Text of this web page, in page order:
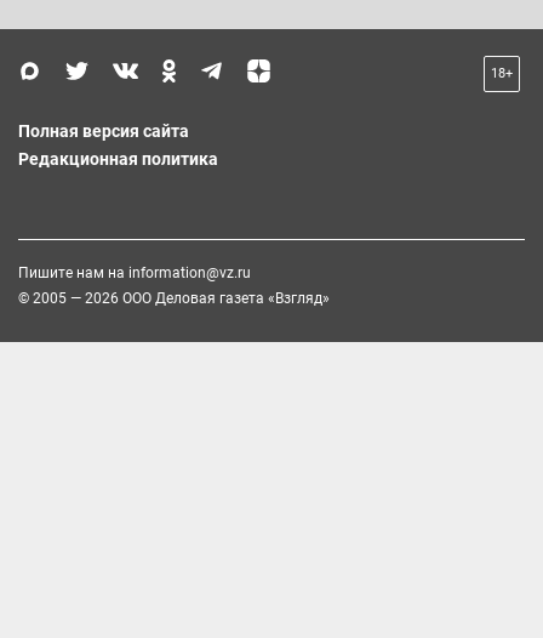
18+
Полная версия сайта
Редакционная политика
Пишите нам на information@vz.ru
© 2005 — 2026 ООО Деловая газета «Взгляд»